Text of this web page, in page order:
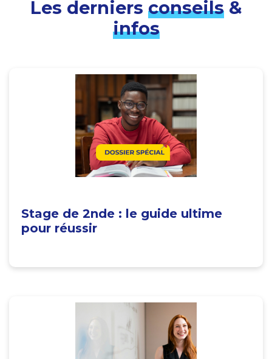
Les derniers conseils&
infos
Stage de 2nde : le guide ultime
pour réussir